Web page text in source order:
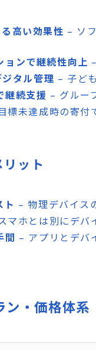
高い効果性 – ソ
ョンで継続性向上
タル管理 – 子ど
継続支援 – グルー
標未達成時の寄付
ット
ト – 物理デバイス
マホとは別にデバ
間 – アプリとデバ
・価格体系